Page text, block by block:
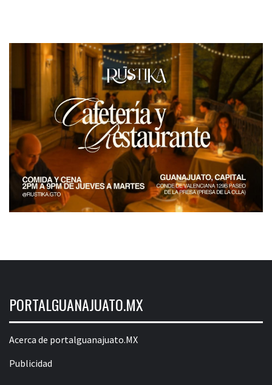
PORTALGUANAJUATO.MX
Acerca de portalguanajuato.MX
Publicidad